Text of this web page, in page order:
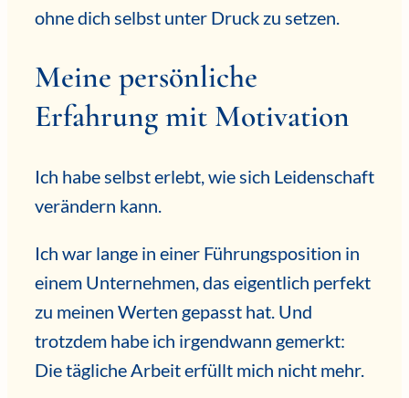
ohne dich selbst unter Druck zu setzen.
Meine persönliche
Erfahrung mit Motivation
Ich habe selbst erlebt, wie sich Leidenschaft
verändern kann.
Ich war lange in einer Führungsposition in
einem Unternehmen, das eigentlich perfekt
zu meinen Werten gepasst hat. Und
trotzdem habe ich irgendwann gemerkt:
Die tägliche Arbeit erfüllt mich nicht mehr.